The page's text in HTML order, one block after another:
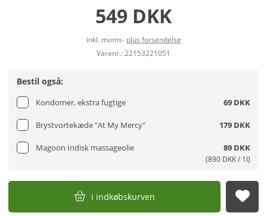
549 DKK
inkl. moms- plus forsendelse
Varenr.: 22153221051
Bestil også:
Kondomer, ekstra fugtige 69 DKK
Brystvortekæde "At My Mercy" 179 DKK
Magoon Indisk massageolie 89 DKK
(890 DKK / 1l)
i indkøbskurven